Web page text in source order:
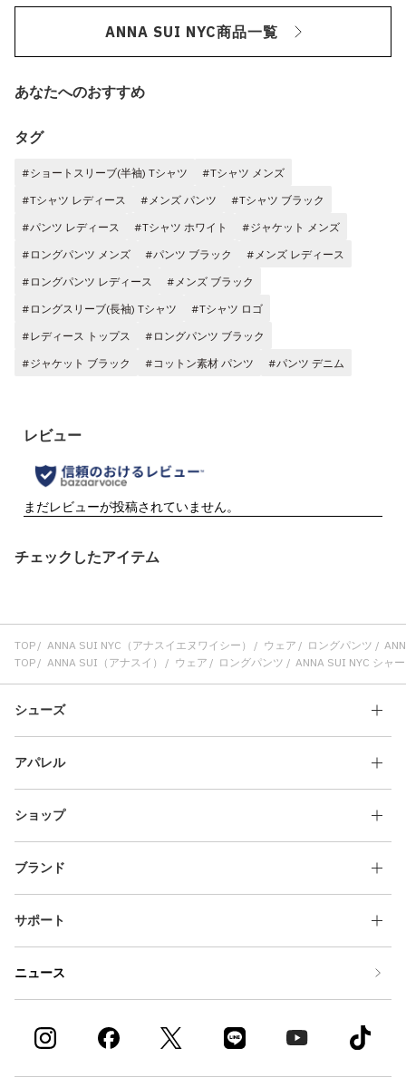
ANNA SUI NYC商品一覧
あなたへのおすすめ
タグ
#ショートスリーブ(半袖) Tシャツ
#Tシャツ メンズ
#Tシャツ レディース
#メンズ パンツ
#Tシャツ ブラック
#パンツ レディース
#Tシャツ ホワイト
#ジャケット メンズ
#ロングパンツ メンズ
#パンツ ブラック
#メンズ レディース
#ロングパンツ レディース
#メンズ ブラック
#ロングスリーブ(長袖) Tシャツ
#Tシャツ ロゴ
#レディース トップス
#ロングパンツ ブラック
#ジャケット ブラック
#コットン素材 パンツ #パンツ デニム
チェックしたアイテム
TOP ANNA SUI NYC（アナスイエヌワイシー） ウェア ロングパンツ
TOP
ANNA SUI（アナスイ） ウェア ロングパンツ ANNA SUI NYC シャ
シューズ
アパレル
ショップ
ブランド
サポート
ニュース